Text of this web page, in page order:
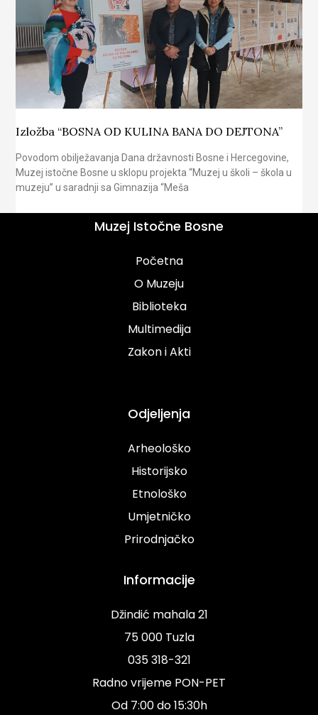
Izložba “BOSNA OD KULINA BANA DO DEJTONA”
Povodom obilježavanja Dana državnosti Bosne i Hercegovine,
Muzej istočne Bosne u sklopu projekta “Muzej u školi – škola u
muzeju” u saradnji sa Gimnazija “Meša
Muzej Istočne Bosne
Početna
O Muzeju
Biblioteka
Multimedija
Zakon i Akti
Odjeljenja
Arheološko
Historijsko
Etnološko
Umjetničko
Prirodnjačko
Informacije
Džindić mahala 21
75 000 Tuzla
035 318-321
Radno vrijeme PON-PET
Od 7:00 do 15:30h